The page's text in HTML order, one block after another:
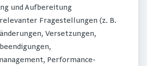
und Aufbereitung
Fragestellungen (z. B.
Versetzungen,
Performance-